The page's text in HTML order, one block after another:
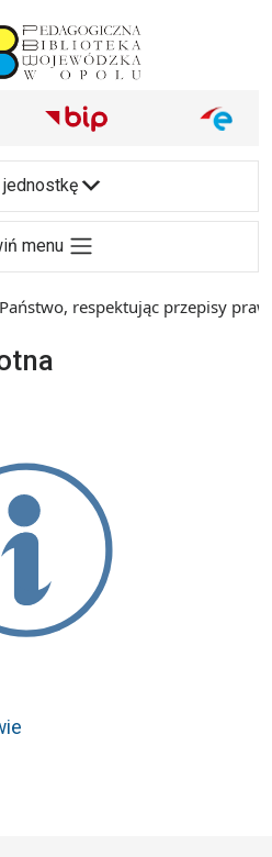
i inne
menu
respektując przepisy